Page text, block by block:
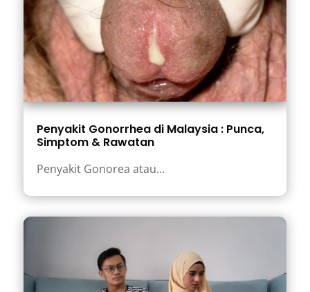
Penyakit Gonorrhea di Malaysia : Punca,
Simptom & Rawatan
Penyakit Gonorea atau...